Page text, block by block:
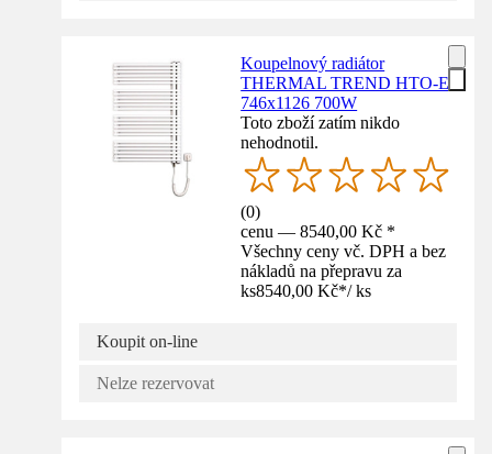
Koupelnový radiátor
THERMAL TREND HTO-E
746x1126 700W
Toto zboží zatím nikdo
nehodnotil.
(0)
cenu — 8540,00 Kč *
Všechny ceny vč. DPH a bez
nákladů na přepravu za
ks8540,00 Kč*/ ks
Koupit on-line
Nelze rezervovat